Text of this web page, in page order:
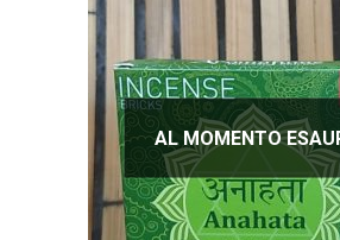
AL MOMENTO